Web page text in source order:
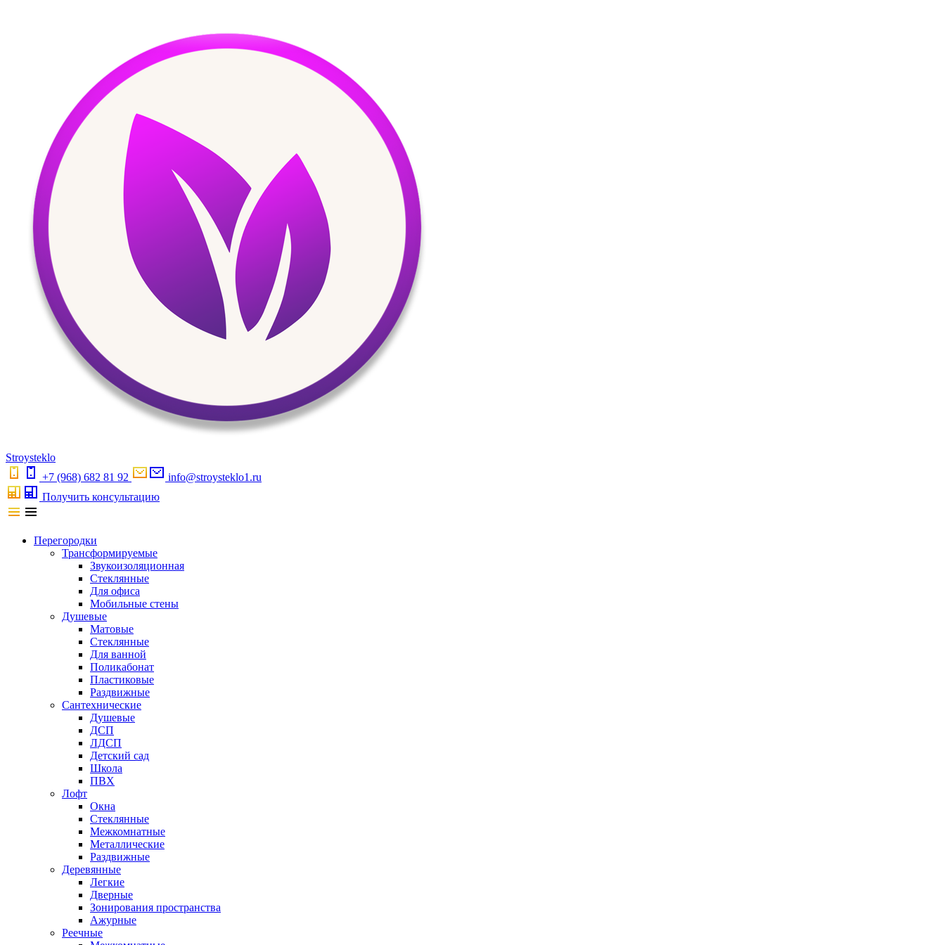
Stroysteklo
+7 (968) 682 81 92
info@stroysteklo1.ru
Получить консультацию
Перегородки
Трансформируемые
Звукоизоляционная
Стеклянные
Для офиса
Мобильные стены
Душевые
Матовые
Стеклянные
Для ванной
Поликабонат
Пластиковые
Раздвижные
Сантехнические
Душевые
ДСП
ЛДСП
Детский сад
Школа
ПВХ
Лофт
Окна
Стеклянные
Межкомнатные
Металлические
Раздвижные
Деревянные
Легкие
Дверные
Зонирования пространства
Ажурные
Реечные